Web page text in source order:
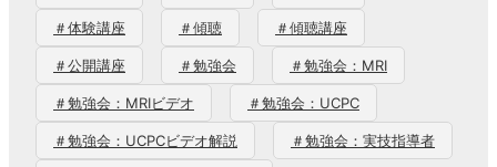
＃体験講座 ＃傾聴 ＃傾聴講座
＃公開講座 ＃勉強会 ＃勉強会：MRI
＃勉強会：MRIビデオ ＃勉強会：UCPC
＃勉強会：UCPCビデオ解説 ＃勉強会：実技指導者